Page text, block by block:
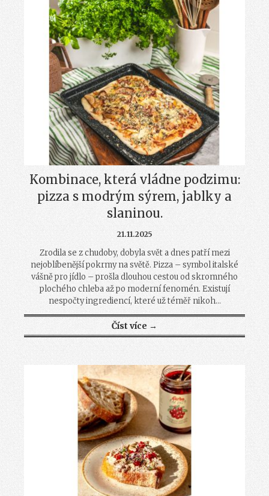
Kombinace, která vládne podzimu:
pizza s modrým sýrem, jablky a
slaninou.
21.11.2025
Zrodila se z chudoby, dobyla svět a dnes patří mezi
nejoblíbenější pokrmy na světě. Pizza – symbol italské
vášně pro jídlo – prošla dlouhou cestou od skromného
plochého chleba až po moderní fenomén. Existují
nespočty ingrediencí, které už téměř nikoh...
Číst více →